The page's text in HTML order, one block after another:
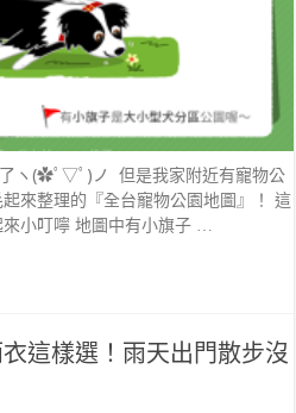
ヽ(✿ﾟ▽ﾟ)ノ 但是我家附近有寵物公
來整理的『全台寵物公園地圖』！ 這
小叮嚀 地圖中有小旗子 …
衣這樣選！雨天出門散步沒